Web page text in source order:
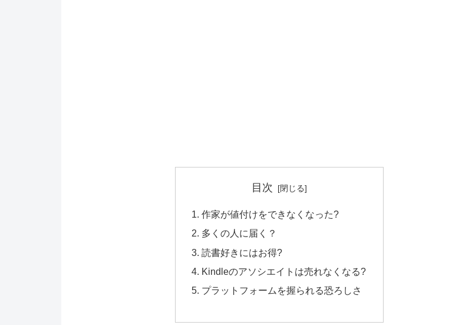
目次
作家が値付けをできなくなった?
多くの人に届く？
読書好きにはお得?
Kindleのアソシエイトは売れなくなる?
プラットフォームを握られる恐ろしさ